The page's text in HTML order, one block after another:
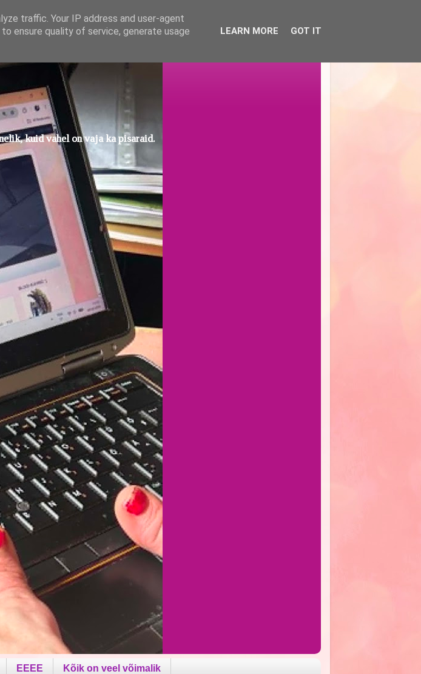
kuid vahel on vaja ka pisaraid.
EEEE Kõik on veel võimalik
traffic. Your IP address and user-agent
ensure quality of service, generate usage
LEARN MORE GOT IT